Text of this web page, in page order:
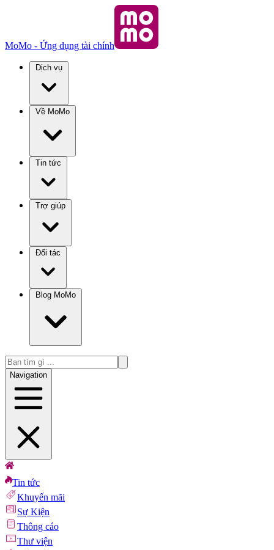
MoMo - Ứng dụng tài chính
Dịch vụ
Về MoMo
Tin tức
Trợ giúp
Đối tác
Blog MoMo
Navigation
Tin tức
Khuyến mãi
Sự Kiện
Thông cáo
Thư viện